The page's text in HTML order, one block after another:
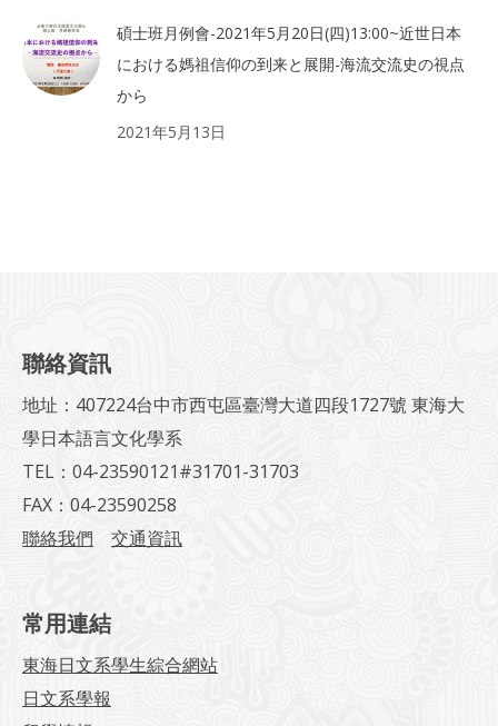
碩士班月例會-2021年5月20日(四)13:00~近世日本
における媽祖信仰の到来と展開-海流交流史の視点
から
2021年5月13日
聯絡資訊
地址：407224台中市西屯區臺灣大道四段1727號 東海大
學日本語言文化學系
TEL：04-23590121#31701-31703
FAX：04-23590258
聯絡我們
交通資訊
常用連結
東海日文系學生綜合網站
日文系學報